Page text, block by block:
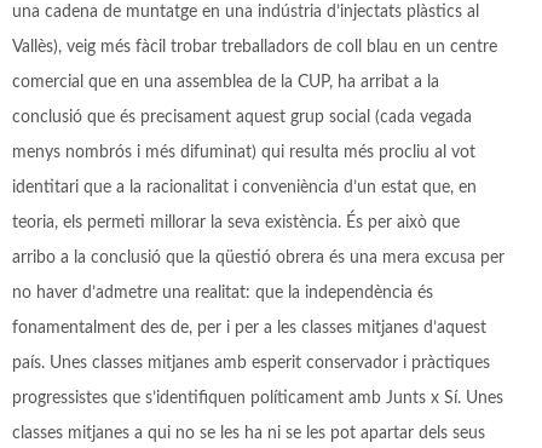
una cadena de muntatge en una indústria d’injectats plàstics al
Vallès), veig més fàcil trobar treballadors de coll blau en un centre
comercial que en una assemblea de la CUP, ha arribat a la
conclusió que és precisament aquest grup social (cada vegada
menys nombrós i més difuminat) qui resulta més procliu al vot
identitari que a la racionalitat i conveniència d’un estat que, en
teoria, els permeti millorar la seva existència. És per això que
arribo a la conclusió que la qüestió obrera és una mera excusa per
no haver d’admetre una realitat: que la independència és
fonamentalment des de, per i per a les classes mitjanes d’aquest
país. Unes classes mitjanes amb esperit conservador i pràctiques
progressistes que s’identifiquen políticament amb Junts x Sí. Unes
classes mitjanes a qui no se les ha ni se les pot apartar dels seus